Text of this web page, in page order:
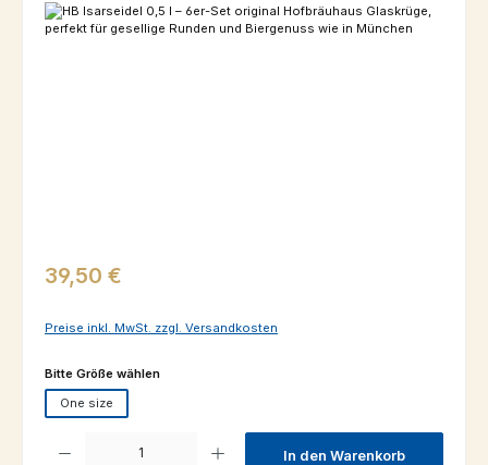
Bildergalerie überspringen
Regulärer Preis:
39,50 €
Preise inkl. MwSt. zzgl. Versandkosten
Bitte Größe wählenauswählen
One size
Produkt Anzahl: Gib den gewünschten Wert ein oder benutze die
In den Warenkorb